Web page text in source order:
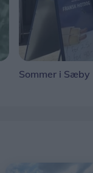
Sommer i Sæby